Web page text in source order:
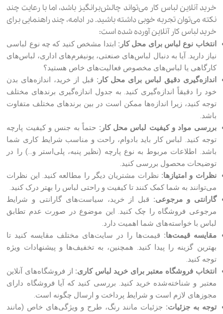
خرید آنلاین لباس کار می‌تواند چالش‌برانگیز باشد، اما با رعایت چند
نکته می‌توان تجربه خوبی داشته باشید. در ادامه، چند راهنمایی برای
خرید لباس کار آنلاین آورده شده است:
انتخاب نوع لباس برای محل کار: ابتدا مشخص کنید که چه نوع لباسی
نیاز دارید. آیا به دنبال لباس‌های صنعتی، یونیفرم‌های اداری، لباس‌های
کارگاهی یا لباس‌های مخصوص فعالیت‌های خاص هستید؟
اندازه‌گیری دقیق لباس برای محل کار: قبل از خرید، اندازه‌های بدن
خود را دقیقاً اندازه‌گیری کنید. به جدول اندازه‌گیری برندهای مختلف
توجه کنید، زیرا اندازه‌ها ممکن است در بین برندهای مختلف متفاوت
باشد.
بررسی مواد و کیفیت لباس محل کار: حتماً به جنس و کیفیت پارچه
توجه کنید. لباس کار باید بادوام، راحت و مناسب شرایط کاری شما
باشد. اطلاعات مربوط به نوع پارچه (نظیر پنبه، پلی‌استر و…) را در
توضیحات محصول بررسی کنید.
نظرات و امتیازها:نظرات مشتریان دیگر را مطالعه کنید. این نظرات
می‌توانند به شما کمک کنند تا کیفیت و راحتی لباس را بهتر درک کنید.
گارانتی و مرجوعی:قبل از خرید، سیاست‌های گارانتی و شرایط
مرجوعی فروشگاه را چک کنید. این موضوع در صورت عدم تطابق
لباس با خواسته‌های شما اهمیت دارد.
مقایسه قیمت‌ها:قیمت‌ها را در سایت‌های مختلف مقایسه کنید تا
بهترین گزینه را پیدا کنید. همچنین، به تخفیف‌ها و پیشنهادات ویژه
توجه کنید.
انتخاب فروشگاه معتبر برای خرید لباس کاری:از فروشگاه‌های آنلاین
معتبر و شناخته‌شده خرید کنید. بررسی کنید که آیا فروشگاه دارای
مجوز‌های لازم است و شرایط پرداخت و ارسال چگونه است.
توجه به جزئیات:جزئیات مانند رنگ، طرح و ویژگی‌های خاص (مانند